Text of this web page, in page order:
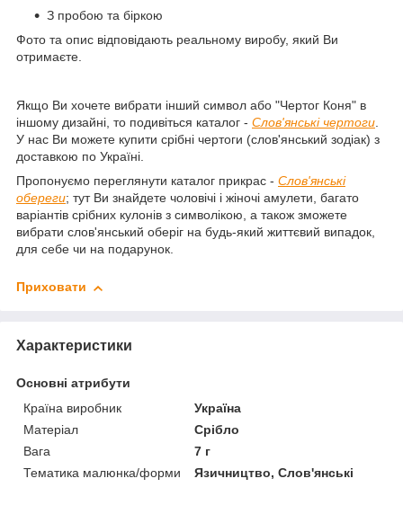
З пробою та біркою
Фото та опис відповідають реальному виробу, який Ви
отримаєте.
Якщо Ви хочете вибрати інший символ або "Чертог Коня" в
іншому дизайні, то подивіться каталог - Слов'янські чертоги.
У нас Ви можете купити срібні чертоги (слов'янський зодіак) з
доставкою по Україні.
Пропонуємо переглянути каталог прикрас - Слов'янські
обереги; тут Ви знайдете чоловічі і жіночі амулети, багато
варіантів срібних кулонів з символікою, а також зможете
вибрати слов'янський оберіг на будь-який життєвий випадок,
для себе чи на подарунок.
Приховати
Характеристики
Основні атрибути
Країна виробник
Україна
Матеріал
Срібло
Вага
7 г
Тематика малюнка/форми
Язичництво, Слов'янські